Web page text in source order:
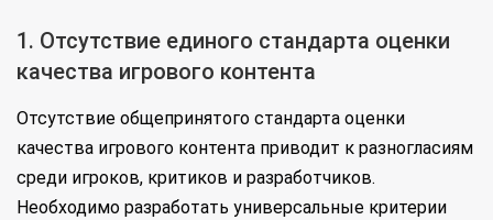
1. Отсутствие единого стандарта оценки
качества игрового контента
Отсутствие общепринятого стандарта оценки
качества игрового контента приводит к разногласиям
среди игроков, критиков и разработчиков.
Необходимо разработать универсальные критерии